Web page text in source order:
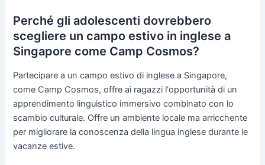
Perché gli adolescenti dovrebbero
scegliere un campo estivo in inglese a
Singapore come Camp Cosmos?
Partecipare a un campo estivo di inglese a Singapore,
come Camp Cosmos, offre ai ragazzi l'opportunità di un
apprendimento linguistico immersivo combinato con lo
scambio culturale. Offre un ambiente locale ma arricchente
per migliorare la conoscenza della lingua inglese durante le
vacanze estive.